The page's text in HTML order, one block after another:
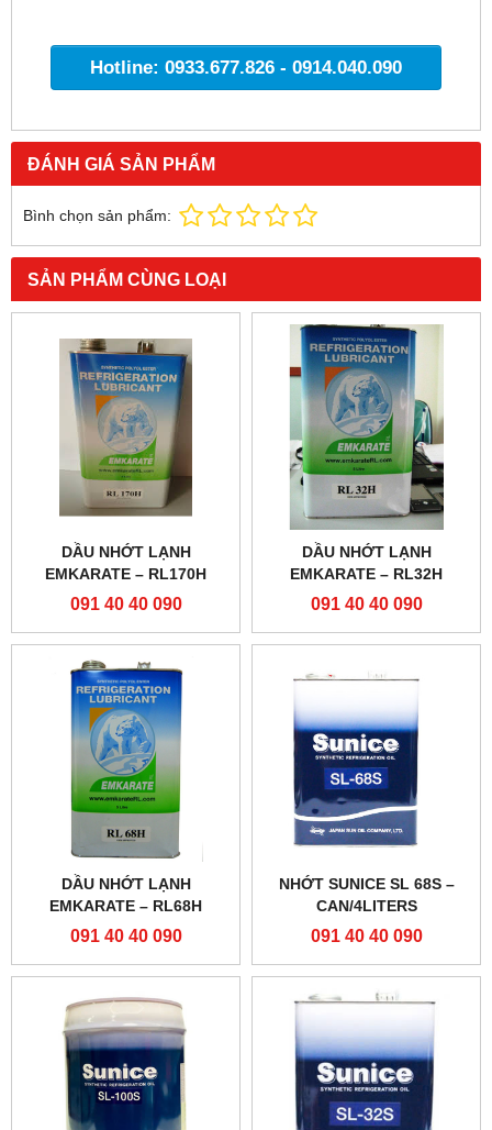
Hotline: 0933.677.826 - 0914.040.090
ĐÁNH GIÁ SẢN PHẨM
Bình chọn sản phẩm:
SẢN PHẨM CÙNG LOẠI
DẦU NHỚT LẠNH
EMKARATE – RL170H
091 40 40 090
DẦU NHỚT LẠNH
EMKARATE – RL32H
091 40 40 090
DẦU NHỚT LẠNH
EMKARATE – RL68H
091 40 40 090
NHỚT SUNICE SL 68S –
CAN/4LITERS
091 40 40 090